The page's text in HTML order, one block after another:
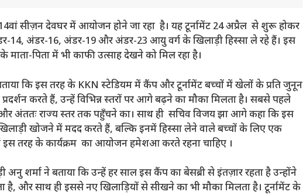
सीज़न देवघर में आयोजन होने जा रहा है। यह टूर्नामेंट 24 अप्रैल से शुरू होकर
अंडर-16, अंडर-19 और अंडर-23 आयु वर्ग के खिलाड़ी हिस्सा ले रहे हैं। इस
पिता में भी काफी उत्साह देखने को मिल रहा है।
कि इस तरह के KKN स्टेडियम में कैंप और टूर्नामेंट बच्चों में खेलों के प्रति जुनून
करते हैं, उन्हें विभिन्न स्तरों पर आगे बढ़ने का मौका मिलता है। सबसे पहले
अंततः राज्य स्तर तक पहुँचने का। साथ ही सचिव विजय झा आगे कहा कि इस
खोजने में मदद करते हैं, बल्कि इनमें हिस्सा लेने वाले बच्चों के लिए एक
इस तरह के कार्यक्रम का आयोजन हमेशआ करते रहना चाहिए ।
अनु शर्मा ने बताया कि उन्हें हर साल इस कैंप का बेसब्री से इंतज़ार रहता है उन्होंने
और साथ ही इससे नए खिलाड़ियों से सीखने का भी मौका मिलता है। टूर्नामेंट के